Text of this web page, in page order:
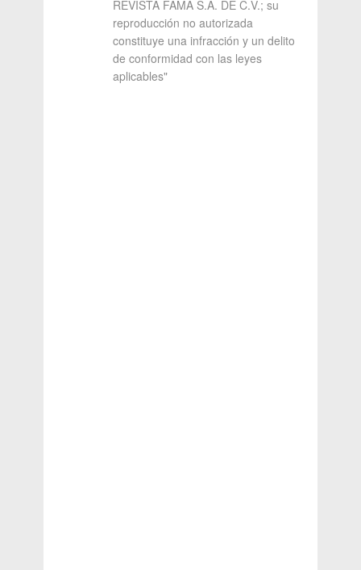
REVISTA FAMA S.A. DE C.V.; su
reproducción no autorizada
constituye una infracción y un delito
de conformidad con las leyes
aplicables"